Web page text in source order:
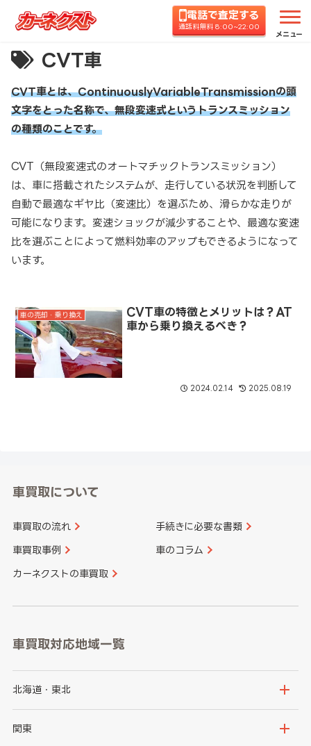
電話で査定する
通話料無料 8:00~22:00
メニュー
CVT車
CVT車とは、ContinuouslyVariableTransmissionの頭
文字をとった名称で、無段変速式というトランスミッション
の種類のことです。
CVT（無段変速式のオートマチックトランスミッション）
は、車に搭載されたシステムが、走行している状況を判断して
自動で最適なギヤ比（変速比）を選ぶため、滑らかな走りが
可能になります。変速ショックが減少することや、最適な変速
比を選ぶことによって燃料効率のアップもできるようになって
います。
車の売却・乗り換え
CVT車の特徴とメリットは？AT
車から乗り換えるべき？
2024.02.14 2025.08.19
車買取について
車買取の流れ 手続きに必要な書類
車買取事例 車のコラム
カーネクストの車買取
車買取対応地域一覧
北海道・東北
北海道
関東